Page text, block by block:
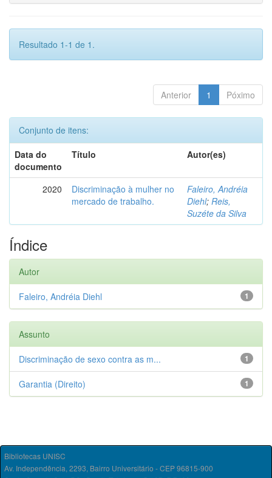
Resultado 1-1 de 1.
Anterior 1 Póximo
Conjunto de itens:
Data do
documento
Título Autor(es)
2020
Discriminação à mulher no
mercado de trabalho.
Faleiro, Andréia
Diehl; Reis,
Suzéte da Silva
Índice
Autor
1
Faleiro, Andréia Diehl
Assunto
1
Discriminação de sexo contra as m...
1
Garantia (Direito)
Bibliotecas UNISC
Av. Independência, 2293, Bairro Universitário - CEP 96815-900